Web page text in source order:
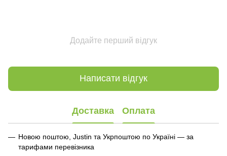
Додайте перший відгук
Написати відгук
Доставка Оплата
Новою поштою, Justin та Укрпоштою по Україні — за
тарифами перевізника